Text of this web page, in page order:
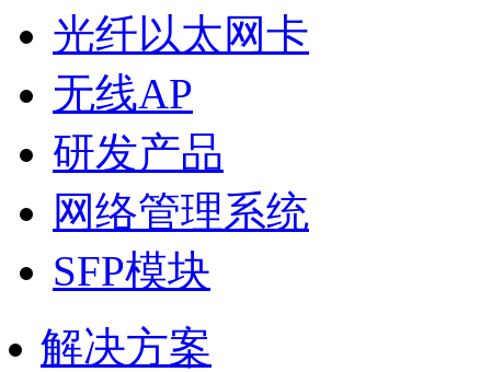
光纤以太网卡
无线AP
研发产品
网络管理系统
SFP模块
解决方案